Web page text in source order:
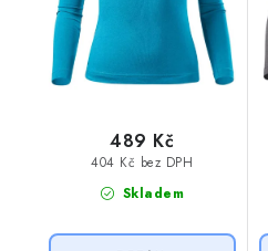
Skladem
404 Kč bez DPH
489 Kč